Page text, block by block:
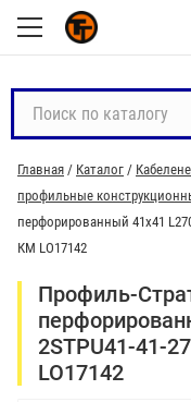
с
к
п
о
к
л
Главная / Каталог /
профильные
перфорированный 41х41
КМ LO17142
Профиль-
2STPU41-41-
LO17142